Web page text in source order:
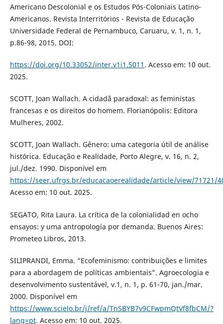
Americano Descolonial e os Estudos Pós-Coloniais Latino-
Americanos. Revista Interritórios - Revista de Educação
Universidade Federal de Pernambuco, Caruaru, v. 1, n. 1,
p.86-98, 2015. DOI:
https://doi.org/10.33052/inter.v1i1.5011 . Acesso em: 10 out.
2025.
SCOTT, Joan Wallach. A cidadã paradoxal: as feministas
francesas e os direitos do homem. Florianópolis: Editora
Mulheres, 2002.
SCOTT, Joan Wallach. Gênero: uma categoria útil de análise
histórica. Educação e Realidade, Porto Alegre, v. 16, n. 2,
jul./dez. 1990. Disponível em
https://seer.ufrgs.br/educacaoerealidade/article/view/71721/
Acesso em: 10 out. 2025.
SEGATO, Rita Laura. La crítica de la colonialidad en ocho
ensayos: y uma antropología por demanda. Buenos Aires:
Prometeo Libros, 2013.
SILIPRANDI, Emma. “Ecofeminismo: contribuições e limites
para a abordagem de políticas ambientais”. Agroecologia e
desenvolvimento sustentável, v.1, n. 1, p. 61-70, jan./mar.
2000. Disponível em
https://www.scielo.br/j/ref/a/TnSBYB7v9CFwpmQtVf8fbCM/?
lang=pt. Acesso em: 10 out. 2025.